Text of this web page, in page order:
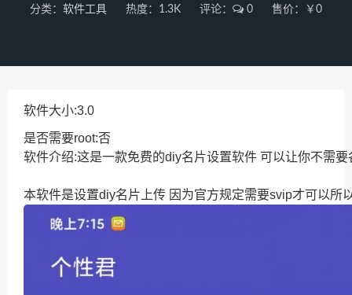
分类： 软件工具 热度：1.3K 评论： 0 售价：￥0
软件大小:3.0
是否需要root:否
软件介绍:这是一款免费的diy名片设置软件 可以让你不需
本软件是设置diy名片上传 因为官方规定需要svip才可以所